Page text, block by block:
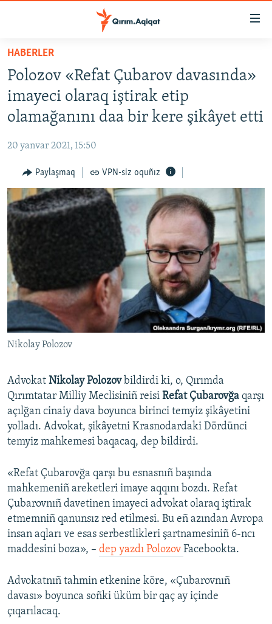
Esas
qaytmaq
Baş
navigatsiyağa
qaytmaq
Qıdıruvğa
qaytmaq
HABERLER
İQTİSADİYAT
MEDENİYET
İNSAN AQLARI
VİDEO
SÜRET
BLOGLAR
FİKİR
Русский
Українською
QOŞULIÑIZ!
RFE/RS bütün saytları
HABERLER
Polozov «Refat Çubarov davasında»
imayeci olaraq iştirak etip
olamağanını daa bir kere şikâyet etti
20 yanvar 2021, 15:50
Paylaşmaq VPN-siz oquñız
Nikolay Polozov
Advokat Nikolay Polozovbildirdi ki, o, Qırımda
Qırımtatar Milliy Meclisiniñ reisi Refat Çubarovğa qarşı
açılğan cinaiy dava boyunca birinci temyiz şikâyetini
yolladı. Advokat, şikâyetni Krasnodardaki Dördünci
temyiz mahkemesi baqacaq, dep bildirdi.
«Refat Çubarovğa qarşı bu esnasnıñ başında
mahkemeniñ areketleri imaye aqqını bozdı. Refat
Çubarovnıñ davetinen imayeci advokat olaraq iştirak
etmemniñ qanunsız red etilmesi. Bu eñ azından Avropa
insan aqları ve esas serbestlikleri şartnamesiniñ 6-ncı
maddesini boza», – dep yazdı Polozov Facebookta.
Advokatnıñ tahmin etkenine köre, «Çubarovnıñ
davası» boyunca soñki üküm bir qaç ay içinde
çıqarılacaq.